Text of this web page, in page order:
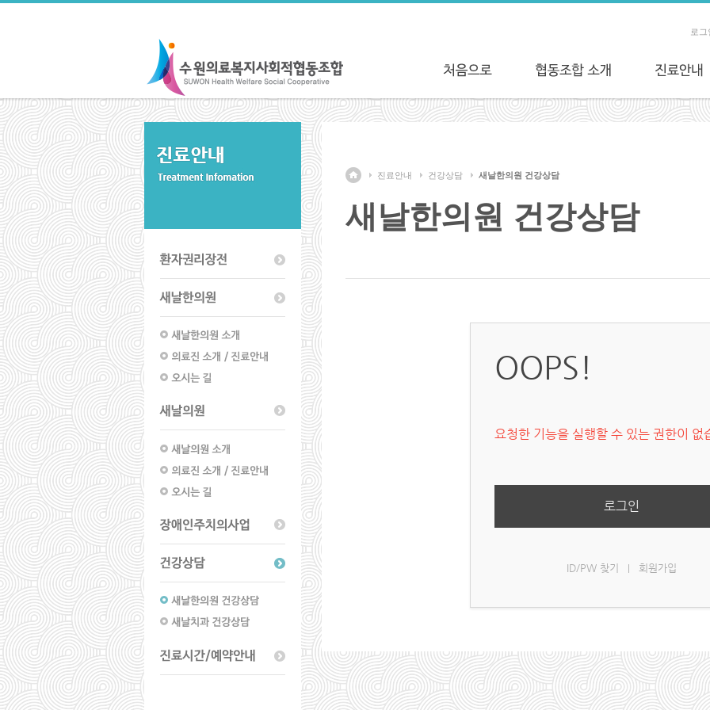
로그
진료안내 건강상담 새날한의원 건강상담
새날한의원 건강상담
OOPS!
요청한 기능을 실행할 수 있는 권한이 없
로그인
ID/PW 찾기 회원가입